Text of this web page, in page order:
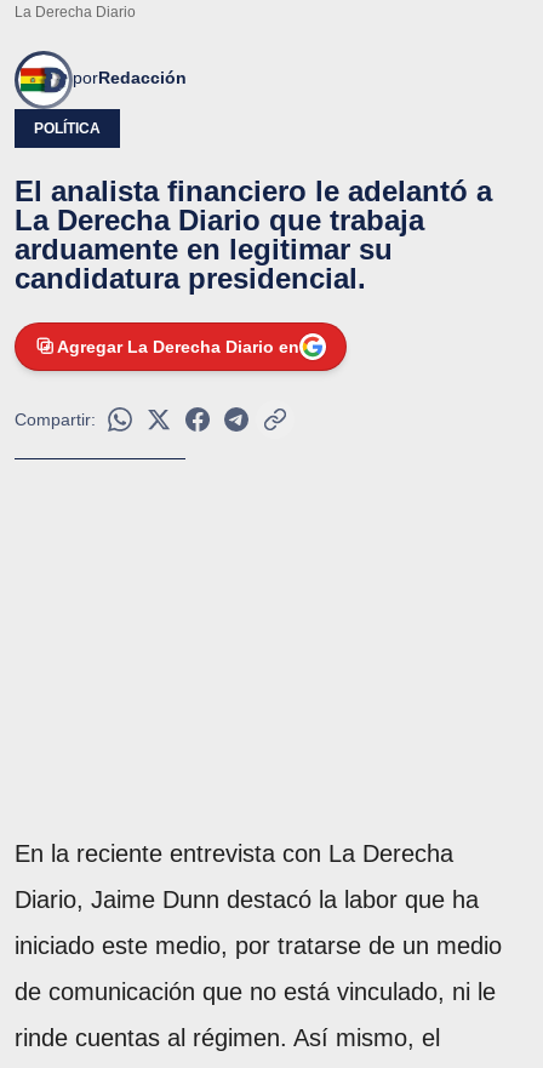
La Derecha Diario
porRedacción
POLÍTICA
El analista financiero le adelantó a
La Derecha Diario que trabaja
arduamente en legitimar su
candidatura presidencial.
Agregar La Derecha Diario en
Compartir:
En la reciente entrevista con La Derecha
Diario, Jaime Dunn destacó la labor que ha
iniciado este medio, por tratarse de un medio
de comunicación que no está vinculado, ni le
rinde cuentas al régimen. Así mismo, el